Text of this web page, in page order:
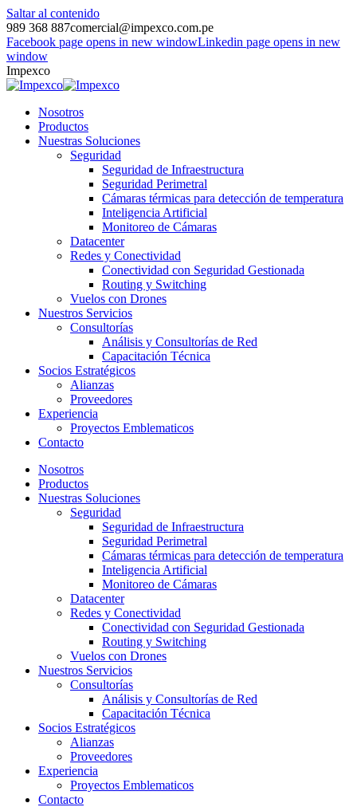
Saltar al contenido
989 368 887comercial@impexco.com.pe
Facebook page opens in new windowLinkedin page opens in new
window
Impexco
Nosotros
Productos
Nuestras Soluciones
Seguridad
Seguridad de Infraestructura
Seguridad Perimetral
Cámaras térmicas para detección de temperatura
Inteligencia Artificial
Monitoreo de Cámaras
Datacenter
Redes y Conectividad
Conectividad con Seguridad Gestionada
Routing y Switching
Vuelos con Drones
Nuestros Servicios
Consultorías
Análisis y Consultorías de Red
Capacitación Técnica
Socios Estratégicos
Alianzas
Proveedores
Experiencia
Proyectos Emblematicos
Contacto
Nosotros
Productos
Nuestras Soluciones
Seguridad
Seguridad de Infraestructura
Seguridad Perimetral
Cámaras térmicas para detección de temperatura
Inteligencia Artificial
Monitoreo de Cámaras
Datacenter
Redes y Conectividad
Conectividad con Seguridad Gestionada
Routing y Switching
Vuelos con Drones
Nuestros Servicios
Consultorías
Análisis y Consultorías de Red
Capacitación Técnica
Socios Estratégicos
Alianzas
Proveedores
Experiencia
Proyectos Emblematicos
Contacto